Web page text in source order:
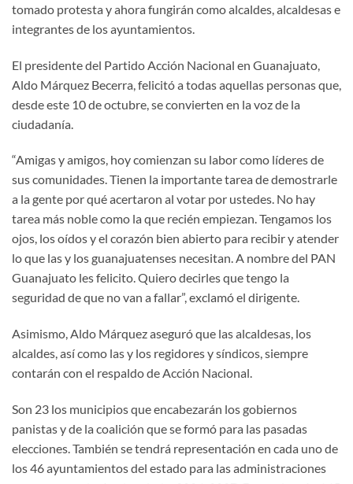
tomado protesta y ahora fungirán como alcaldes, alcaldesas e
integrantes de los ayuntamientos.
El presidente del Partido Acción Nacional en Guanajuato,
Aldo Márquez Becerra, felicitó a todas aquellas personas que,
desde este 10 de octubre, se convierten en la voz de la
ciudadanía.
“Amigas y amigos, hoy comienzan su labor como líderes de
sus comunidades. Tienen la importante tarea de demostrarle
a la gente por qué acertaron al votar por ustedes. No hay
tarea más noble como la que recién empiezan. Tengamos los
ojos, los oídos y el corazón bien abierto para recibir y atender
lo que las y los guanajuatenses necesitan. A nombre del PAN
Guanajuato les felicito. Quiero decirles que tengo la
seguridad de que no van a fallar”, exclamó el dirigente.
Asimismo, Aldo Márquez aseguró que las alcaldesas, los
alcaldes, así como las y los regidores y síndicos, siempre
contarán con el respaldo de Acción Nacional.
Son 23 los municipios que encabezarán los gobiernos
panistas y de la coalición que se formó para las pasadas
elecciones. También se tendrá representación en cada uno de
los 46 ayuntamientos del estado para las administraciones